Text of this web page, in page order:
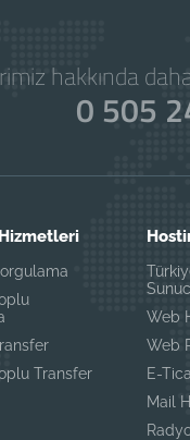
hakkında
0 505
Transfer
Web
Web
E-
Mail